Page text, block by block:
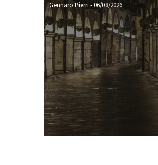
Gennaro Pierri -06/08/2026